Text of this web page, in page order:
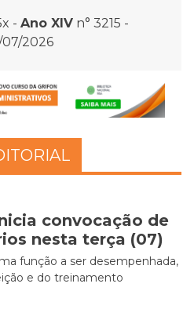
- Ano XIVn° 3215 -
2026
convocação de
nesta terça (07)
função a ser desempenhada,
e do treinamento